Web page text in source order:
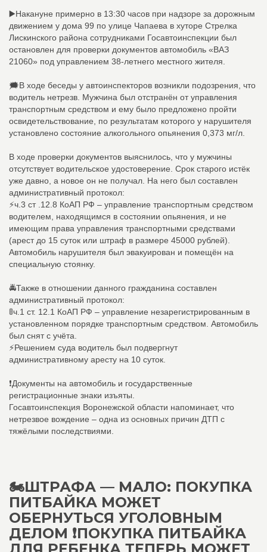
▶️Накануне примерно в 13:30 часов при надзоре за дорожным
движением у дома 99 по улице Чапаева в хуторе Стрелка
Лискинского района сотрудниками Госавтоинспекции был
остановлен для проверки документов автомобиль «ВАЗ
21060» под управлением 38-летнего местного жителя.
🗯В ходе беседы у автоинспекторов возникли подозрения, что
водитель нетрезв. Мужчина был отстранëн от управления
транспортным средством и ему было предложено пройти
освидетельствование, по результатам которого у нарушителя
установлено состояние алкогольного опьянения 0,373 мг/л.
В ходе проверки документов выяснилось, что у мужчины
отсутствует водительское удостоверение. Срок старого истëк
уже давно, а новое он не получал. На него был составлен
административный протокол:
⚡️ч.3 ст .12.8 КоАП РФ – управление транспортным средством
водителем, находящимся в состоянии опьянения, и не
имеющим права управления транспортными средствами
(арест до 15 суток или штраф в размере 45000 рублей).
Автомобиль нарушителя был эвакуирован и помещëн на
специальную стоянку.
🚔Также в отношении данного гражданина составлен
административный протокол:
🚦ч.1 ст. 12.1 КоАП РФ – управление незарегистрированным в
установленном порядке транспортным средством. Автомобиль
был снят с учёта.
⚡️Решением суда водитель был подвергнут
административному аресту на 10 суток.
❗️Документы на автомобиль и государственные
регистрационные знаки изъяты.
Госавтоинспекция Воронежской области напоминает, что
нетрезвое вождение – одна из основных причин ДТП с
тяжëлыми последствиями.
🏍️ШТРАФА — МАЛО: ПОКУПКА
ПИТБАЙКА МОЖЕТ
ОБЕРНУТЬСЯ УГОЛОВНЫМ
ДЕЛОМ ❗ПОКУПКА ПИТБАЙКА
ДЛЯ РЕБЕНКА ТЕПЕРЬ МОЖЕТ